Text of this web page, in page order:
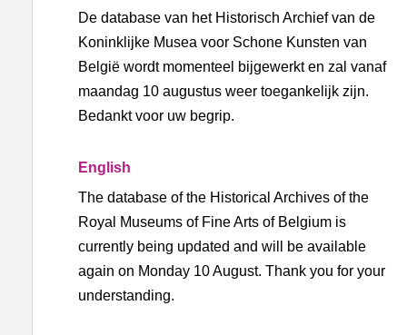
De database van het Historisch Archief van de
Koninklijke Musea voor Schone Kunsten van
België wordt momenteel bijgewerkt en zal vanaf
maandag 10 augustus weer toegankelijk zijn.
Bedankt voor uw begrip.
English
The database of the Historical Archives of the
Royal Museums of Fine Arts of Belgium is
currently being updated and will be available
again on Monday 10 August. Thank you for your
understanding.